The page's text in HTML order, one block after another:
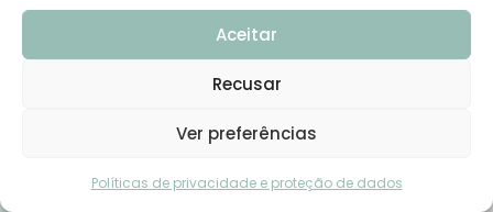
Aceitar
Recusar
Ver preferências
Políticas de privacidade e proteção de dados
Podcast
Contactos
Precisas de ajuda?